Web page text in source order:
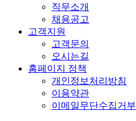
직무소개
채용공고
고객지원
고객문의
오시는길
홈페이지 정책
개인정보처리방침
이용약관
이메일무단수집거부